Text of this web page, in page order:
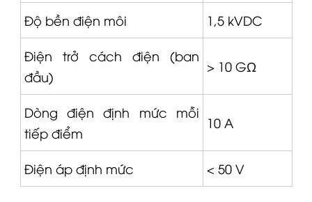
Độ bền điện môi 1,5 kVDC
Điện trở cách điện (ban
đầu)
> 10 GΩ
Dòng điện định mức mỗi
tiếp điểm
10 A
Điện áp định mức < 50 V